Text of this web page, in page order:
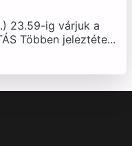
23.59-ig várjuk a
Többen jeleztéte...